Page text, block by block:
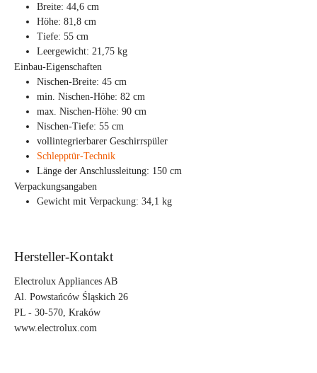
Breite: 44,6 cm
Höhe: 81,8 cm
Tiefe: 55 cm
Leergewicht: 21,75 kg
Einbau-Eigenschaften
Nischen-Breite: 45 cm
min. Nischen-Höhe: 82 cm
max. Nischen-Höhe: 90 cm
Nischen-Tiefe: 55 cm
vollintegrierbarer Geschirrspüler
Schlepptür-Technik
Länge der Anschlussleitung: 150 cm
Verpackungsangaben
Gewicht mit Verpackung: 34,1 kg
Hersteller-Kontakt
Electrolux Appliances AB
Al. Powstańców Śląskich 26
PL - 30-570, Kraków
www.electrolux.com